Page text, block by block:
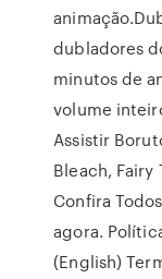
dubladores
minutos de
volume
Assistir
Bleach, Fairy
Confira
agora.
(English)